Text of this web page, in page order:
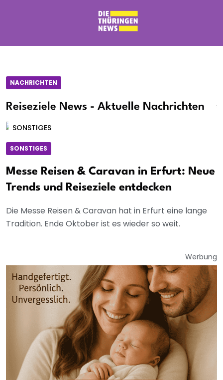
NACHRICHTEN
Reiseziele News - Aktuelle Nachrichten
SONSTIGES
SONSTIGES
Messe Reisen & Caravan in Erfurt: Neue
Trends und Reiseziele entdecken
Die Messe Reisen & Caravan hat in Erfurt eine lange
Tradition. Ende Oktober ist es wieder so weit.
Werbung